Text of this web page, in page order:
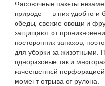
Фасовочные пакеты
природе — в них удобно и
обеды, свежие овощи и
защищают от
посторонних запахов,
для уборки за животными.
одноразовые так и
качественной
момент отрыва от рулона.